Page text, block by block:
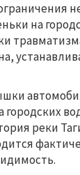
на
реки